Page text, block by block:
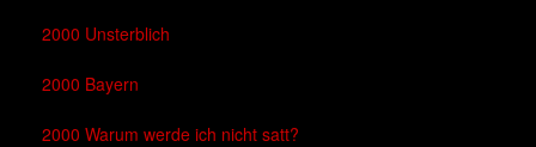
2000 Unsterblich
2000 Bayern
2000 Warum werde ich nicht satt?